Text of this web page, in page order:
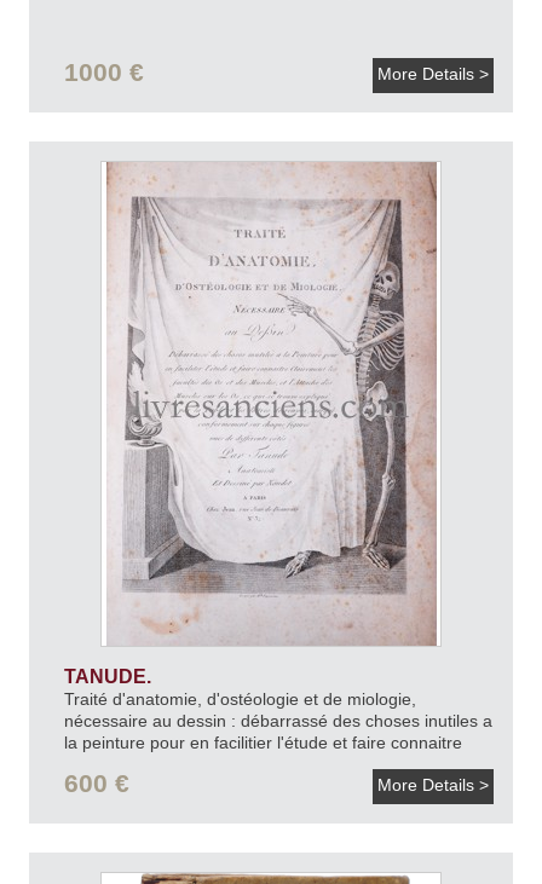
1000 € More Details >
TANUDE.
Traité d'anatomie, d'ostéologie et de miologie,
nécessaire au dessin : débarrassé des choses inutiles a
la peinture pour en facilitier l'étude et faire connaitre
l'attache des muscles sur les os, ce qui se trouve
expliqué par la table et les lettres de renvoi, marqué
conformement sur chaque figures vuës de différents
côtés / par Tanude, anatomiste, et dessiné par
Naudet.[v.1800].
600 € More Details >